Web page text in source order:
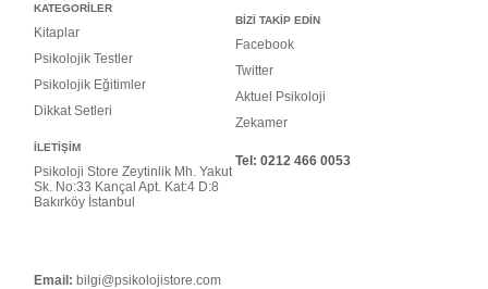
KATEGORİLER
Kitaplar
Psikolojik Testler
Psikolojik Eğitimler
Dikkat Setleri
BİZİ TAKİP EDİN
Facebook
Twitter
Aktuel Psikoloji
Zekamer
İLETİŞİM
Psikoloji Store Zeytinlik Mh. Yakut
Sk. No:33 Kançal Apt. Kat:4 D:8
Bakırköy İstanbul
Email: bilgi@psikolojistore.com
Tel: 0212 466 0053